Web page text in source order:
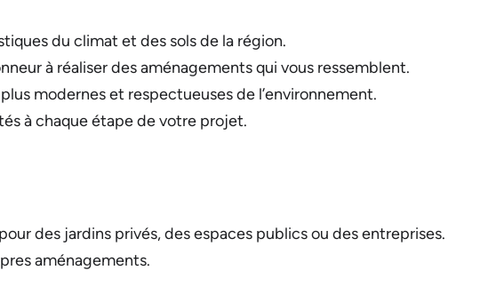
du climat et des sols de la région.
à réaliser des aménagements qui vous ressemblent.
modernes et respectueuses de l’environnement.
à chaque étape de votre projet.
des jardins privés, des espaces publics ou des entreprises.
aménagements.